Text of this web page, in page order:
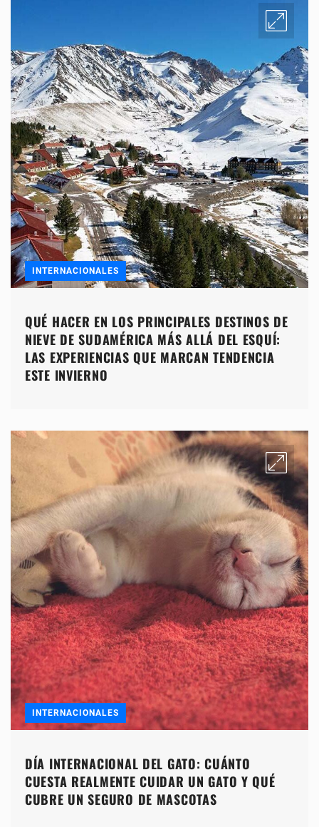
INTERNACIONALES
QUÉ HACER EN LOS PRINCIPALES DESTINOS DE
NIEVE DE SUDAMÉRICA MÁS ALLÁ DEL ESQUÍ:
LAS EXPERIENCIAS QUE MARCAN TENDENCIA
ESTE INVIERNO
INTERNACIONALES
DÍA INTERNACIONAL DEL GATO: CUÁNTO
CUESTA REALMENTE CUIDAR UN GATO Y QUÉ
CUBRE UN SEGURO DE MASCOTAS